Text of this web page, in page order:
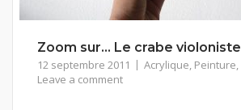
Zoom sur… Le crabe violoniste
12 septembre 2011 Acrylique, Peinture,
Leave a comment